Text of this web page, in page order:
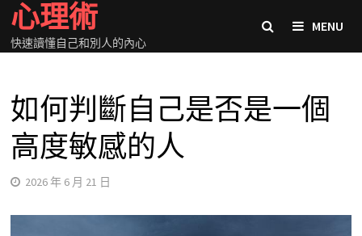
Skip
content
心理術
快速讀懂自己和別人的內心
MENU
如何判斷自己是否是一個
高度敏感的人
2026 年 6 月 21 日